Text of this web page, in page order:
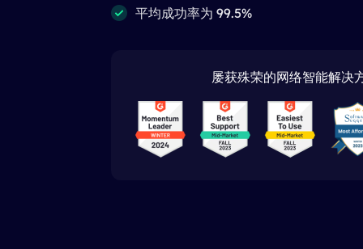
平均成功率为 99.5%
屡获殊荣的网络智能解决